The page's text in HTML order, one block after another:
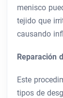
menisco
tejido que
causando
Reparación
Este
tipos de